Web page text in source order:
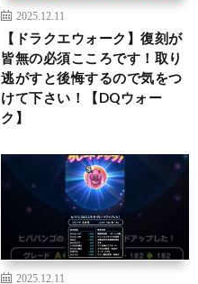
2025.12.11
【ドラクエウォーク】復刻が
皆無の必須こころです！取り
逃がすと後悔するので気をつ
けて下さい！【DQウォー
ク】
2025.12.11